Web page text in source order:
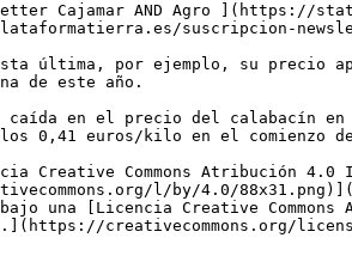
Cajamar AND Agro ](https://
suscripcion-
última, por ejemplo, su precio
de este año.
caída en el precio del calabacín
0,41 euros/kilo en el comienzo
Creative Commons Atribución
l/by/4.0/
una [Licencia Creative
creativecommons.org/